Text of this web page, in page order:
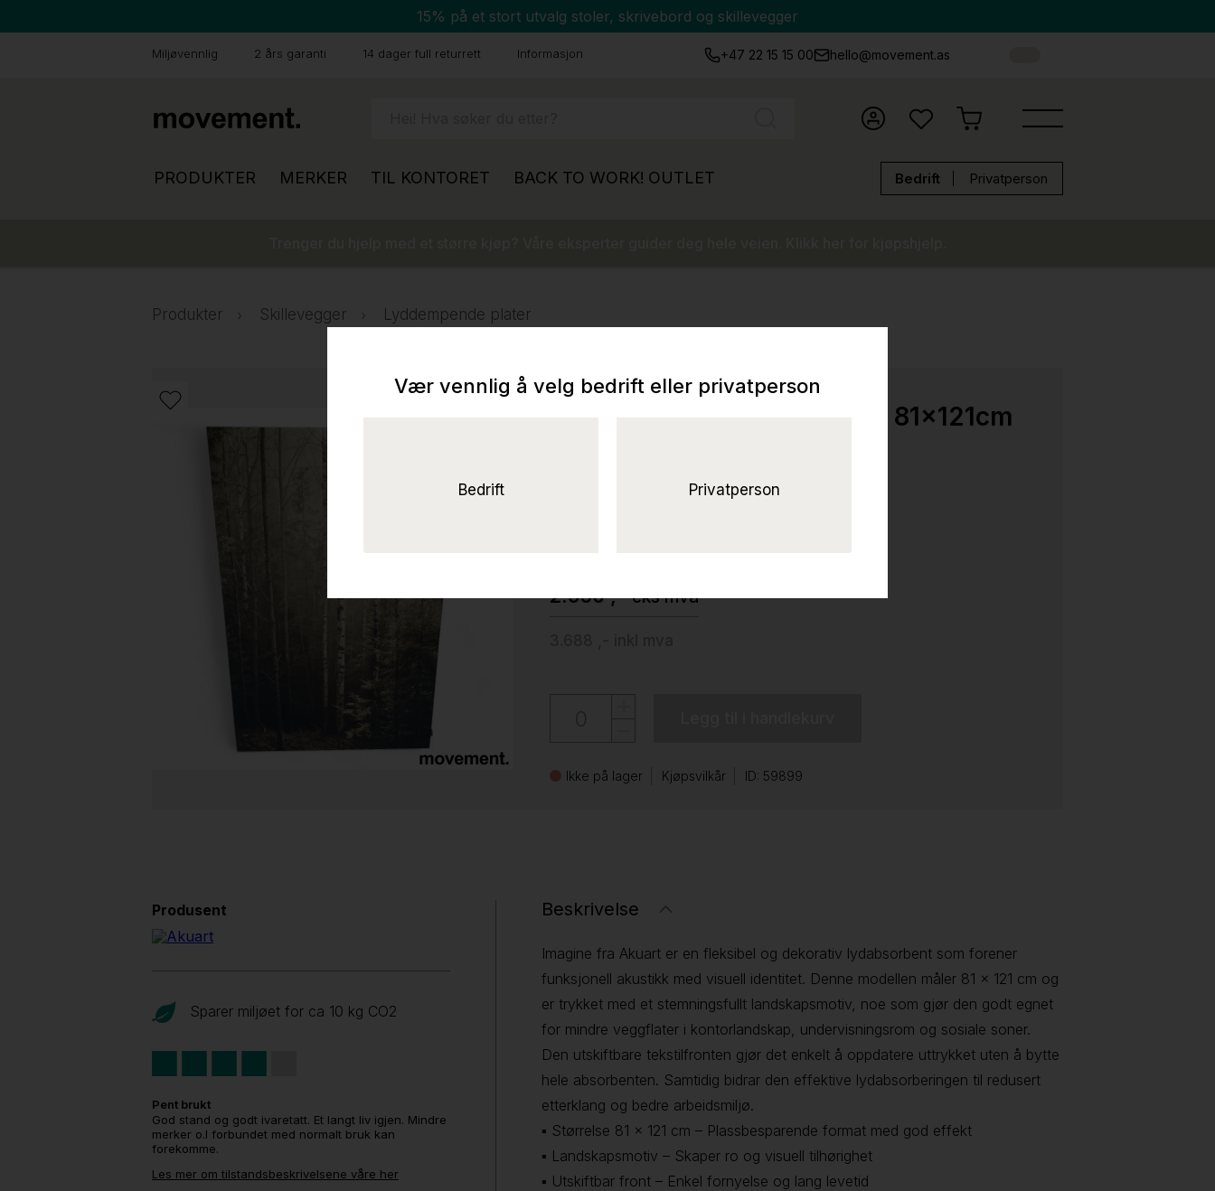
15% på et stort utvalg stoler, skrivebord og skillevegger
Miljøvennlig 2 års garanti 14 dager full returrett Informasjon +47 22 15 15 00 hello@movement.as
PRODUKTER MERKER TIL KONTORET BACK TO WORK! OUTLET Bedrift Privatperson
Produkter Skillevegger Lyddempende plater
Solgt!Imagine lydabsorbent 81x121cm
2.950 ,-eks mva
Ikke på lager Kjøpsvilkår ID: 59899
Produsent
Sparer miljøet for ca 10 kg CO2
Pent brukt
God stand og godt ivaretatt. Et langt liv igjen. Mindre
merker o.l forbundet med normalt bruk kan
forekomme.
Les mer om tilstandsbeskrivelsene våre her
Beskrivelse
Imagine fra Akuart er en fleksibel og dekorativ lydabsorbent som forener
funksjonell akustikk med visuell identitet. Denne modellen måler 81 × 121 cm og
er trykket med et stemningsfullt landskapsmotiv, noe som gjør den godt egnet
for mindre veggflater i kontorlandskap, undervisningsrom og sosiale soner.
Den utskiftbare tekstilfronten gjør det enkelt å oppdatere uttrykket uten å bytte
hele absorbenten. Samtidig bidrar den effektive lydabsorberingen til redusert
etterklang og bedre arbeidsmiljø.
▪ Størrelse 81 × 121 cm – Plassbesparende format med god effekt
▪ Landskapsmotiv – Skaper ro og visuell tilhørighet
▪ Utskiftbar front – Enkel fornyelse og lang levetid
Vær vennlig å velg bedrift eller privatperson
Bedrift Privatperson